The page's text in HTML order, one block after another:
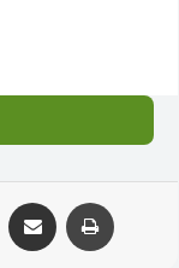
Viber Compartilhar via e-mail